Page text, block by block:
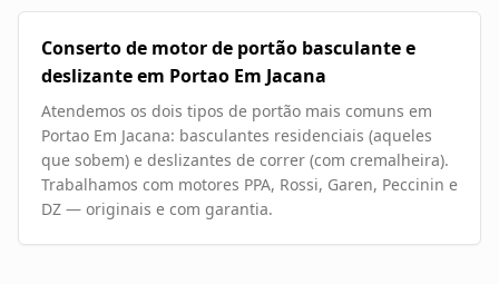
Conserto de motor de portão basculante e
deslizante em Portao Em Jacana
Atendemos os dois tipos de portão mais comuns em
Portao Em Jacana: basculantes residenciais (aqueles
que sobem) e deslizantes de correr (com cremalheira).
Trabalhamos com motores PPA, Rossi, Garen, Peccinin e
DZ — originais e com garantia.